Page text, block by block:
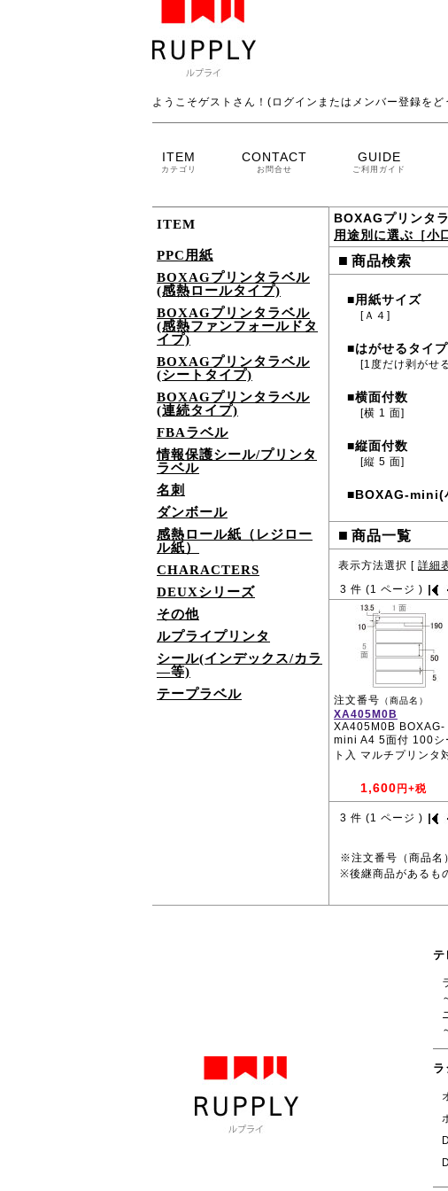
ようこそゲストさん！(ログインまたはメンバー登録をど
ITEM
カテゴリ
CONTACT
お問合せ
GUIDE
ご利用ガイド
ITEM
PPC用紙
BOXAGプリンタラベル
(感熱ロールタイプ)
BOXAGプリンタラベル
(感熱ファンフォールドタ
イプ)
BOXAGプリンタラベル
(シートタイプ)
BOXAGプリンタラベル
(連続タイプ)
FBAラベル
情報保護シール/プリンタ
ラベル
名刺
ダンボール
感熱ロール紙（レジロー
ル紙）
CHARACTERS
DEUXシリーズ
その他
ルプライプリンタ
シール(インデックス/カラ
―等)
テープラベル
BOXAGプリンタ
用途別に選ぶ［小
■ 商品検索
■用紙サイズ
[Ａ４]
■はがせるタイプ
[1度だけ剥がせ
■横面付数
[横 1 面]
■縦面付数
[縦 5 面]
■BOXAG-mini(
■ 商品一覧
表示方法選択 [ 詳細
3 件 (1 ページ )
注文番号 （商品名）
XA405M0B
XA405M0B BOXAG-
mini A4 5面付 100シ
ト入 マルチプリンタ
1,600 円+税
3 件 (1 ページ )
※注文番号（商品名
※後継商品があるも
テ